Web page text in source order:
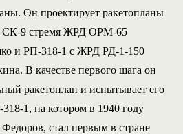
Он проектирует ракетопланы
СК-9 стремя ЖРД ОРМ-65
и РП-318-1 с ЖРД РД-1-150
В качестве первого шага он
ракетоплан и испытывает его
1, на котором в 1940 году
стал первым в стране